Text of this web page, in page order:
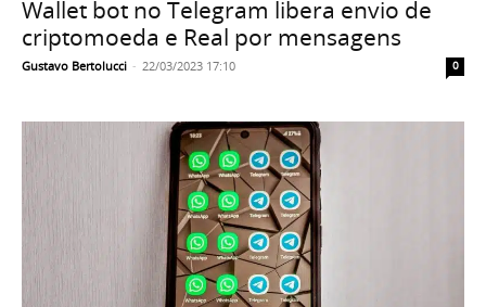
Wallet bot no Telegram libera envio de
criptomoeda e Real por mensagens
Gustavo Bertolucci - 22/03/2023 17:10 0